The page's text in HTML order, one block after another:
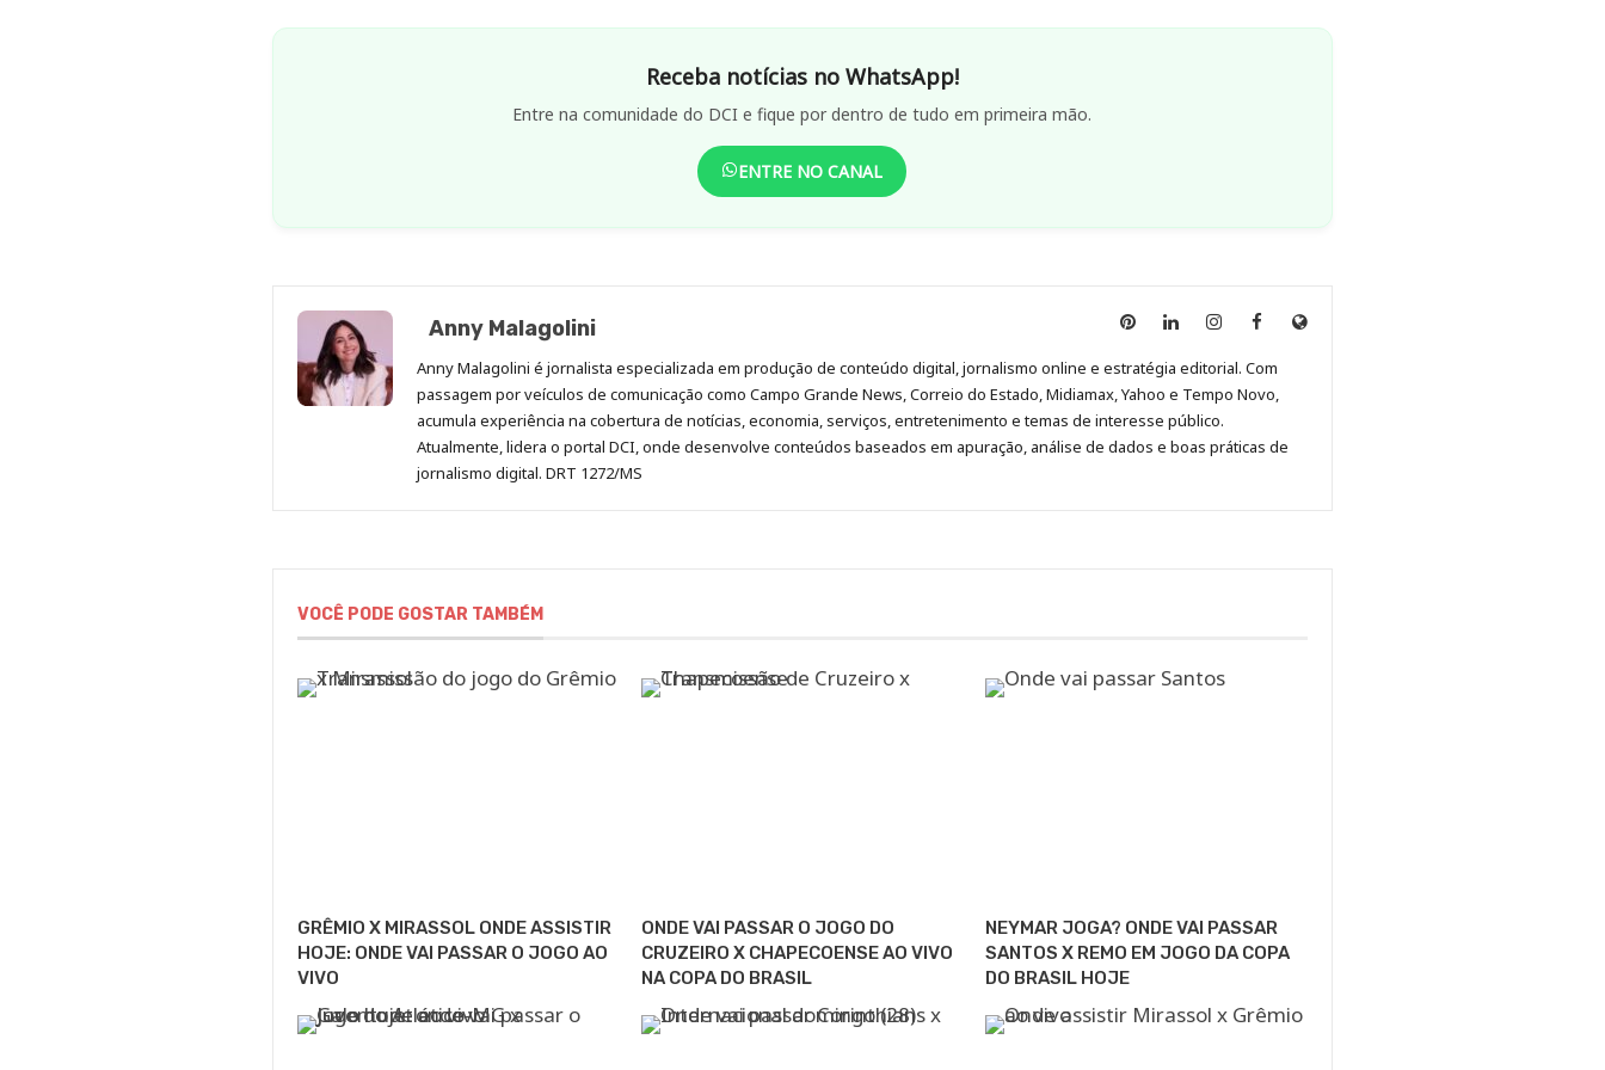
Receba notícias no WhatsApp!
Entre na comunidade do DCI e fique por dentro de tudo em primeira mão.
ENTRE NO CANAL
Anny Malagolini
Anny
no
Pinterest
Anny
no
LinkedIn
Anny
no
Instagram
Anny
no
Facebook
Site
Anny Malagolini é jornalista especializada em produção de conteúdo digital, jornalismo online e estratégia editorial. Com
passagem por veículos de comunicação como Campo Grande News, Correio do Estado, Midiamax, Yahoo e Tempo Novo,
acumula experiência na cobertura de notícias, economia, serviços, entretenimento e temas de interesse público.
Atualmente, lidera o portal DCI, onde desenvolve conteúdos baseados em apuração, análise de dados e boas práticas de
jornalismo digital. DRT 1272/MS
VOCÊ PODE GOSTAR TAMBÉM
GRÊMIO X MIRASSOL ONDE ASSISTIR
HOJE: ONDE VAI PASSAR O JOGO AO
VIVO
ONDE VAI PASSAR O JOGO DO
CRUZEIRO X CHAPECOENSE AO VIVO
NA COPA DO BRASIL
NEYMAR JOGA? ONDE VAI PASSAR
SANTOS X REMO EM JOGO DA COPA
DO BRASIL HOJE